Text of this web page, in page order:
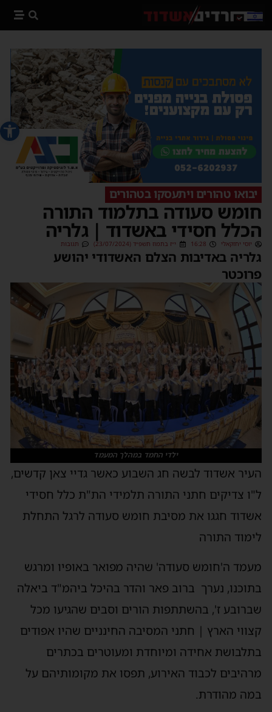
פתח
יבואו טהורים ויתעסקו בטהורים
חומש סעודה בתלמוד התורה
הכלל חסידי באשדוד | גלריה
יוסי יחזקאלי 16:28 י״ז בתמוז תשפ״ד (23/07/2024) תגובות
גלריה באדיבות הצלם האשדודי יהושע
פרוכטר
ילדי החמד במהלך המעמד
העיר אשדוד לבשה חג השבוע כאשר גדיי צאן קדשים,
ל"ו צדיקים חתני התורה תלמידי הת"ת כלל חסידי
אשדוד חגגו את מסיבת חומש סעודה לרגל התחלת
לימוד התורה
מעמד ה'חומש סעודה' שהיה מפואר באופיו ומרגש
בתוכנו, נערך ברוב פאר והדר בהיכל ביהמ"ד ביאלה
שברובע ז', בהשתתפות הורים וסבים שהגיעו מכל
קצווי הארץ | חתני המסיבה החינניים שהיו אפודים
בתלבושת אחידה ומיוחדת ומעוטרים בכתרים
מרהיבים לכבוד האירוע, תפסו את מקומותיהם על
במה מהודרת.